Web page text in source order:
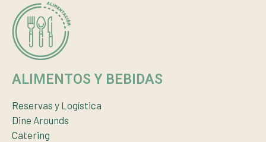
ALIMENTOS Y BEBIDAS
Reservas y Logística
Dine Arounds
Catering